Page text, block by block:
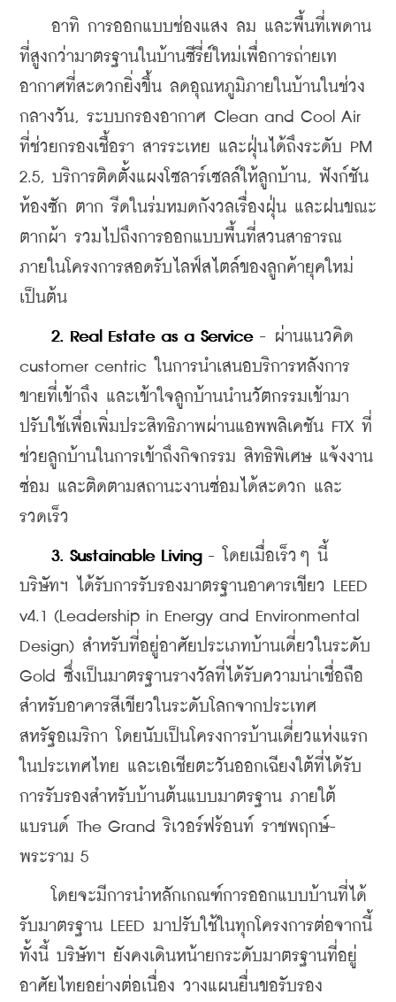
อาทิ การออกแบบช่องแสง ลม และพื้นที่เพดาน
ที่สูงกว่ามาตรฐานในบ้านซีรี่ย์ใหม่เพื่อการถ่ายเท
อากาศที่สะดวกยิ่งขึ้น ลดอุณหภูมิภายในบ้านในช่วง
กลางวัน, ระบบกรองอากาศ Clean and Cool Air
ที่ช่วยกรองเชื้อรา สารระเหย และฝุ่นได้ถึงระดับ PM
2.5, บริการติดตั้งแผงโซลาร์เซลล์ให้ลูกบ้าน, ฟังก์ชัน
ห้องซัก ตาก รีดในร่มหมดกังวลเรื่องฝุ่น และฝนขณะ
ตากผ้า รวมไปถึงการออกแบบพื้นที่สวนสาธารณ
ภายในโครงการสอดรับไลฟ์สไตล์ของลูกค้ายุคใหม่
เป็นต้น
2. Real Estate as a Service - ผ่านแนวคิด
customer centric ในการนำเสนอบริการหลังการ
ขายที่เข้าถึง และเข้าใจลูกบ้านนำนวัตกรรมเข้ามา
ปรับใช้เพื่อเพิ่มประสิทธิภาพผ่านแอพพลิเคชัน FTX ที่
ช่วยลูกบ้านในการเข้าถึงกิจกรรม สิทธิพิเศษ แจ้งงาน
ซ่อม และติดตามสถานะงานซ่อมได้สะดวก และ
รวดเร็ว
3. Sustainable Living - โดยเมื่อเร็วๆ นี้
บริษัทฯ ได้รับการรับรองมาตรฐานอาคารเขียว LEED
v4.1 (Leadership in Energy and Environmental
Design) สำหรับที่อยู่อาศัยประเภทบ้านเดี่ยวในระดับ
Gold ซึ่งเป็นมาตรฐานรางวัลที่ได้รับความน่าเชื่อถือ
สำหรับอาคารสีเขียวในระดับโลกจากประเทศ
สหรัฐอเมริกา โดยนับเป็นโครงการบ้านเดี่ยวแห่งแรก
ในประเทศไทย และเอเชียตะวันออกเฉียงใต้ที่ได้รับ
การรับรองสำหรับบ้านต้นแบบมาตรฐาน ภายใต้
แบรนด์ The Grand ริเวอร์ฟร้อนท์ ราชพฤกษ์-
พระราม 5
โดยจะมีการนำหลักเกณฑ์การออกแบบบ้านที่ได้
รับมาตรฐาน LEED มาปรับใช้ในทุกโครงการต่อจากนี้
ทั้งนี้ บริษัทฯ ยังคงเดินหน้ายกระดับมาตรฐานที่อยู่
อาศัยไทยอย่างต่อเนื่อง วางแผนยื่นขอรับรอง